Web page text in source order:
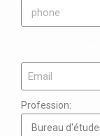
Profession: